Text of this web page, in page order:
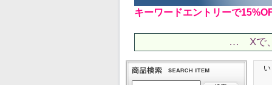
キーワードエントリーで
… Xで、